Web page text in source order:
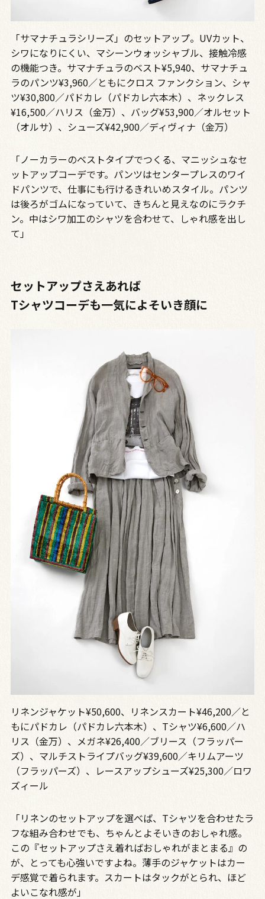
「サマナチュラシリーズ」のセットアップ。UVカット、
シワになりにくい、マシーンウォッシャブル、接触冷感
の機能つき。サマナチュラのベスト¥5,940、サマナチュ
ラのパンツ¥3,960／ともにクロス ファンクション、シャ
ツ¥30,800／パドカレ（パドカレ六本木）、ネックレス
¥16,500／ハリス（金万）、バッグ¥53,900／オルセット
（オルサ）、シューズ¥42,900／ディヴィナ（金万）
「ノーカラーのベストタイプでつくる、マニッシュなセ
ットアップコーデです。パンツはセンタープレスのワイ
ドパンツで、仕事にも行けるきれいめスタイル。パンツ
は後ろがゴムになっていて、きちんと見えなのにラクチ
ン。中はシワ加工のシャツを合わせて、しゃれ感を出し
て」
セットアップさえあれば
Tシャツコーデも一気によそいき顔に
リネンジャケット¥50,600、リネンスカート¥46,200／と
もにパドカレ（パドカレ六本木）、Tシャツ¥6,600／ハ
リス（金万）、メガネ¥26,400／ブリース（フラッパー
ズ）、マルチストライプバッグ¥39,600／キリムアーツ
（フラッパーズ）、レースアップシューズ¥25,300／ロワ
ズィール
「リネンのセットアップを選べば、Tシャツを合わせたラ
フな組み合わせでも、ちゃんとよそいきのおしゃれ感。
この『セットアップさえ着ればおしゃれがまとまる』の
が、とっても心強いですよね。薄手のジャケットはカー
デ感覚で着られます。スカートはタックがとられ、ほど
よいこなれ感が」